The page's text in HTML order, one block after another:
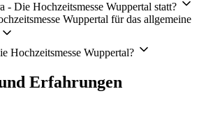
- Die Hochzeitsmesse Wuppertal statt?
Wuppertal für das allgemeine
Hochzeitsmesse Wuppertal?
Erfahrungen